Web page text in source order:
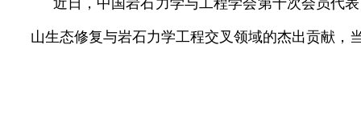
山生态修复与岩石力学工程交叉领域的杰出贡献，